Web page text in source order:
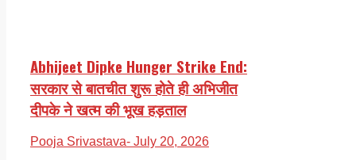
Abhijeet Dipke Hunger Strike End:
सरकार से बातचीत शुरू होते ही अभिजीत
दीपके ने खत्म की भूख हड़ताल
Pooja Srivastava- July 20, 2026